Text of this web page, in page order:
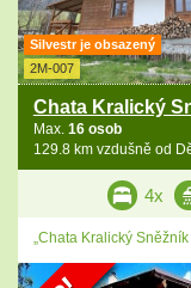
Silvestr je obsazený
2M-007
Chata Kralický
Max. 16 osob
129.8 km vzdušně od
4x
„Chata Kralický